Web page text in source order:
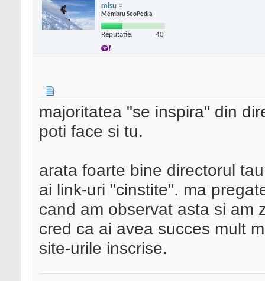
misu
Membru SeoPedia
Reputatie: 40
majoritatea "se inspira" din
poti face si tu.
arata foarte bine directorul
ai link-uri "cinstite". ma
cand am observat asta si am
cred ca ai avea succes mult
site-urile inscrise.